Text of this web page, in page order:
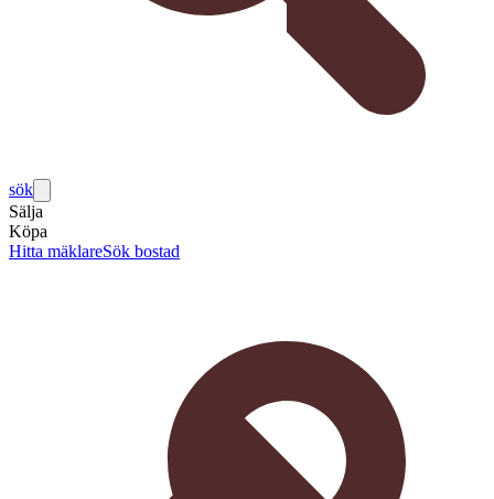
sök
Sälja
Köpa
Hitta mäklareSök bostad